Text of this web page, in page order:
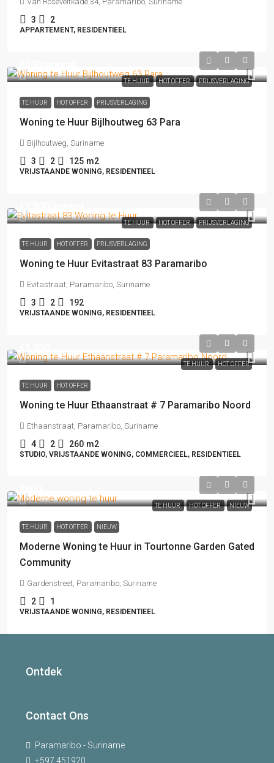
3 2
APPARTEMENT, RESIDENTIEEL
TE HUUR HOT OFFER PRIJSVERLAGING
TE HUUR HOT OFFER PRIJSVERLAGING
Woning te Huur Bijlhoutweg 63 Para
Bijlhoutweg, Suriname
3 2 125 m2
VRIJSTAANDE WONING, RESIDENTIEEL
TE HUUR HOT OFFER PRIJSVERLAGING
TE HUUR HOT OFFER PRIJSVERLAGING
Woning te Huur Evitastraat 83 Paramaribo
Evitastraat, Paramaribo, Suriname
3 2 192
VRIJSTAANDE WONING, RESIDENTIEEL
TE HUUR HOT OFFER
TE HUUR HOT OFFER
Woning te Huur Ethaanstraat # 7 Paramaribo Noord
Ethaanstraat, Paramaribo, Suriname
4 2 260 m2
STUDIO, VRIJSTAANDE WONING, COMMERCIEEL, RESIDENTIEEL
TE HUUR HOT OFFER NIEUW
TE HUUR HOT OFFER NIEUW
Moderne Woning te Huur in Tourtonne Garden Gated
Community
Gardenstreet, Paramaribo, Suriname
2 1
VRIJSTAANDE WONING, RESIDENTIEEL
Ontdek
Contact Ons
Paramaribo - Suriname
+597 451920